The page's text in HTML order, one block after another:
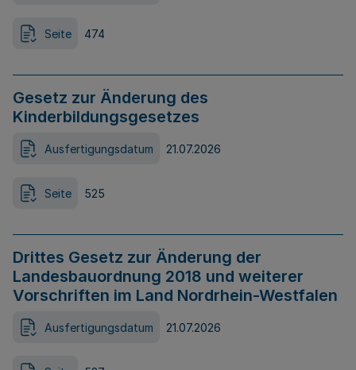
Seite 474
Gesetz zur Änderung des
Kinderbildungsgesetzes
Ausfertigungsdatum 21.07.2026
Seite 525
Drittes Gesetz zur Änderung der
Landesbauordnung 2018 und weiterer
Vorschriften im Land Nordrhein-Westfalen
Ausfertigungsdatum 21.07.2026